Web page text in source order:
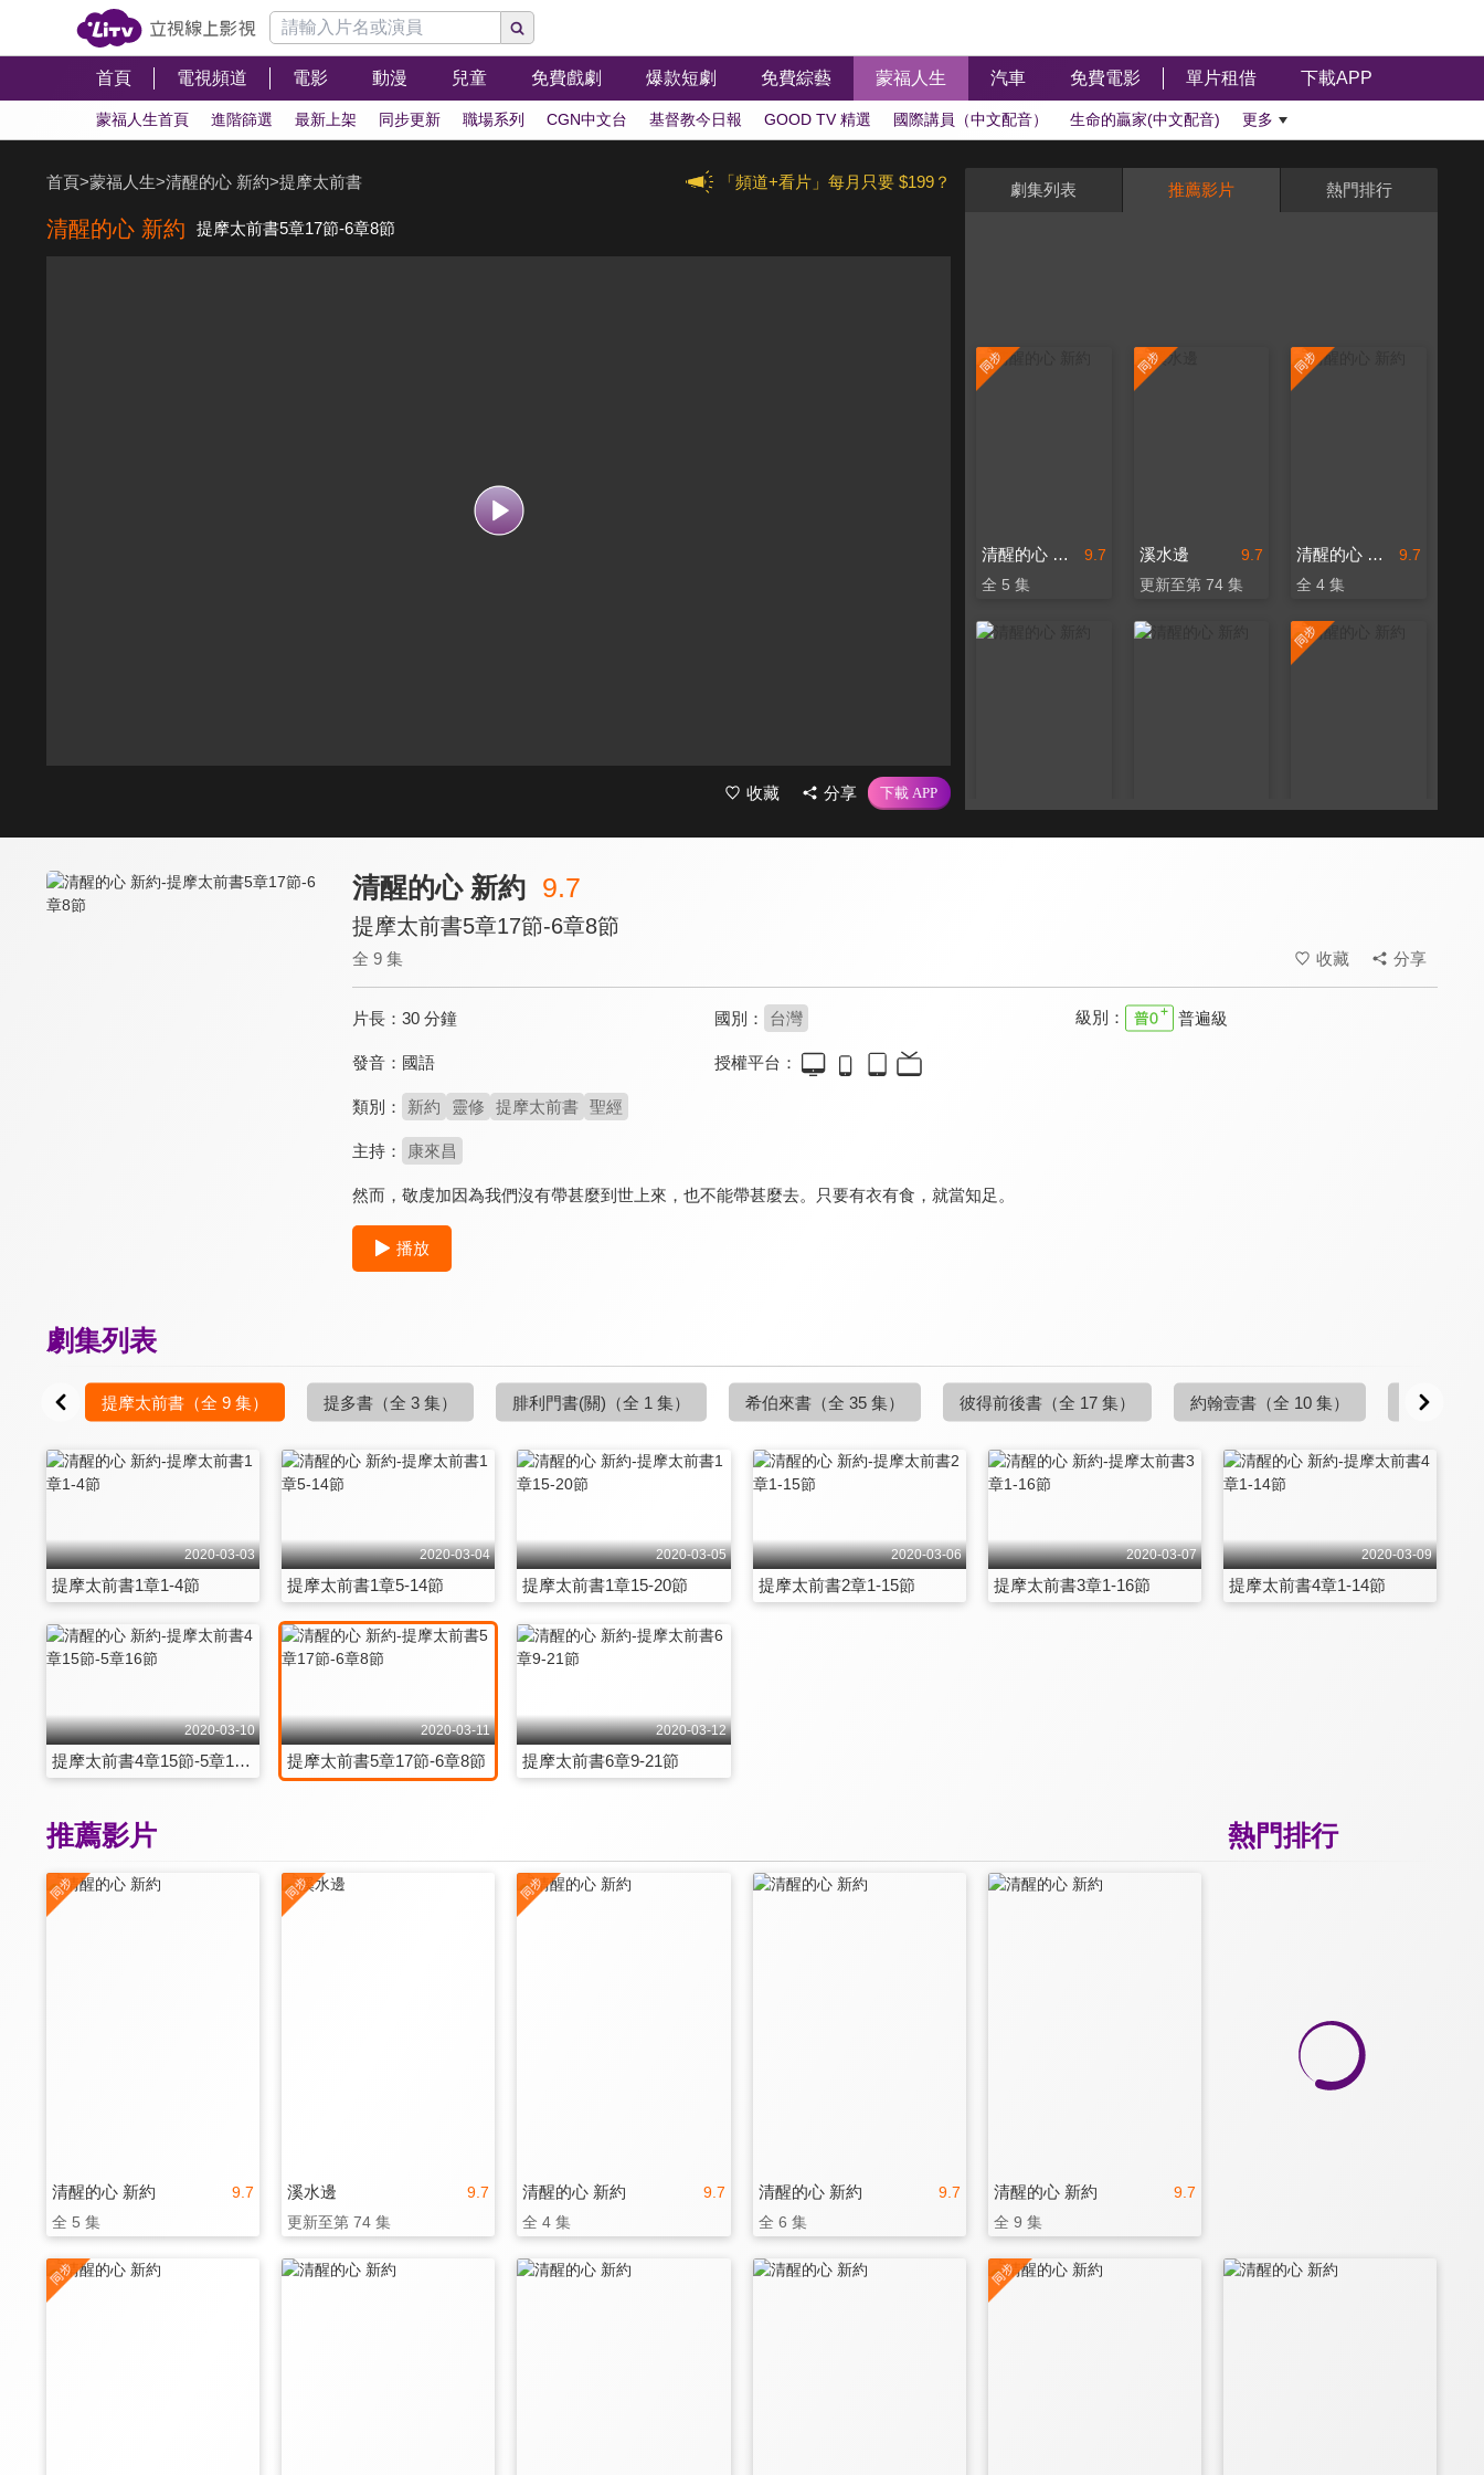
首頁 電視頻道 電影 動漫 兒童 免費戲劇 爆款短劇 免費綜藝 蒙福人生 汽車 免費電影 單片租借 下載APP
蒙福人生首頁 進階篩選 最新上架 同步更新 職場系列 CGN中文台 基督教今日報 GOOD TV 精選 國際講員（中文配音） 生命的贏家(中文配音) 更多
「頻道+看片」每月只要 $199？
首頁>蒙福人生>清醒的心 新約>提摩太前書
清醒的心 新約 提摩太前書5章17節-6章8節
收藏 分享
劇集列表 推薦影片 熱門排行
9.7
清醒的心 新約
全 5 集
9.7
溪水邊
更新至第 74 集
9.7
清醒的心 新約
全 4 集
9.7
清醒的心 新約
更新至第 4 集
9.7
清醒的心 新約
更新至第 6 集 更新至第 4 集
清醒的心 新約 9.7
提摩太前書5章17節-6章8節
全 9 集 收藏 分享
片長： 30 分鐘 國別： 台灣 級別： 普遍級
發音： 國語 授權平台：
類別： 新約 靈修 提摩太前書 聖經
主持： 康來昌
然而，敬虔加因為我們沒有帶甚麼到世上來，也不能帶甚麼去。只要有衣有食，就當知足。
播放
劇集列表
提摩太前書 （全 9 集） 提多書 （全 3 集） 腓利門書(關) （全 1 集） 希伯來書 （全 35 集） 彼得前後書 （全 17 集） 約翰壹書 （全 10 集） 約翰貳書
2020-03-03
提摩太前書1章1-4節
2020-03-04
提摩太前書1章5-14節
2020-03-05
提摩太前書1章15-20節
2020-03-06
提摩太前書2章1-15節
2020-03-07
提摩太前書3章1-16節
2020-03-09
提摩太前書4章1-14節
2020-03-10
提摩太前書4章15節-5章16節
2020-03-11
提摩太前書5章17節-6章8節
2020-03-12
提摩太前書6章9-21節
熱門排行
推薦影片
9.7
清醒的心 新約
全 5 集
9.7
溪水邊
更新至第 74 集
9.7
清醒的心 新約
全 4 集
9.7
清醒的心 新約
全 6 集
9.7
清醒的心 新約
全 9 集